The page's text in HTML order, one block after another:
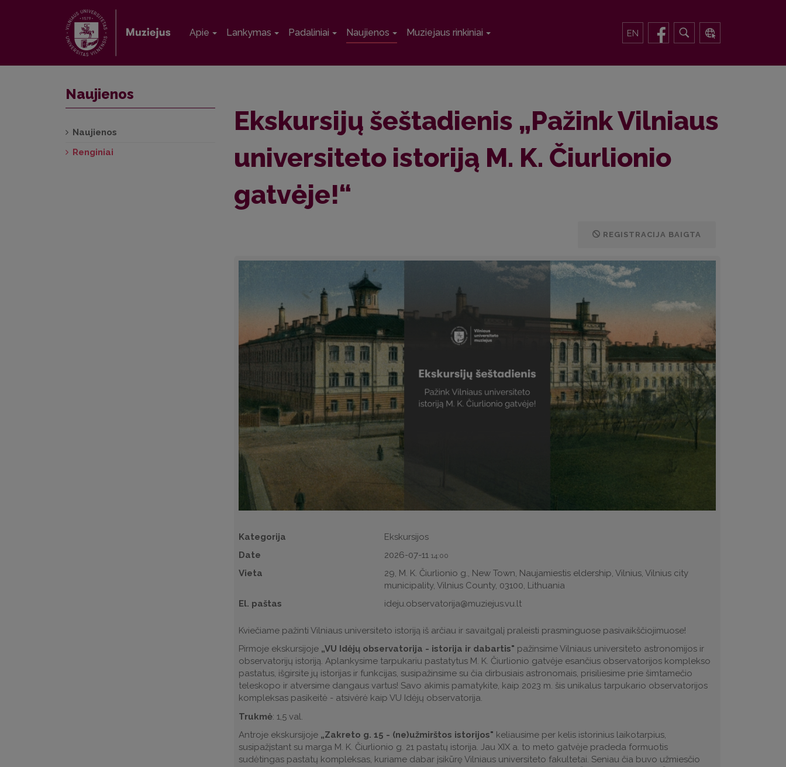
Apie Lankymas Padaliniai Naujienos Muziejaus rinkiniai EN
Ekskursijų šeštadienis „Pažink Vilniaus
universiteto istoriją M. K. Čiurlionio
gatvėje!“
REGISTRACIJA BAIGTA
Kategorija
Ekskursijos
Date
2026-07-11 14:00
Vieta
29, M. K. Čiurlionio g., New Town, Naujamiestis eldership, Vilnius, Vilnius city
municipality, Vilnius County, 03100, Lithuania
El. paštas
ideju.observatorija@muziejus.vu.lt
Kviečiame pažinti Vilniaus universiteto istoriją iš arčiau ir savaitgalį praleisti prasminguose pasivaikščiojimuose!
Pirmoje ekskursijoje „VU Idėjų observatorija - istorija ir dabartis" pažinsime Vilniaus universiteto astronomijos ir
observatorijų istoriją. Aplankysime tarpukariu pastatytus M. K. Čiurlionio gatvėje esančius observatorijos komplekso
pastatus, išgirsite jų istorijas ir funkcijas, susipažinsime su čia dirbusiais astronomais, prisiliesime prie šimtamečio
teleskopo ir atversime dangaus vartus! Savo akimis pamatykite, kaip 2023 m. šis unikalus tarpukario observatorijos
kompleksas pasikeitė - atsivėrė kaip VU Idėjų observatorija.
Trukmė: 1,5 val.
Antroje ekskursijoje „Zakreto g. 15 - (ne)užmirštos istorijos" keliausime per kelis istorinius laikotarpius,
susipažįstant su marga M. K. Čiurlionio g. 21 pastatų istorija. Jau XIX a. to meto gatvėje pradeda formuotis
sudėtingas pastatų kompleksas, kuriame dabar įsikūrę Vilniaus universiteto fakultetai. Seniau čia buvo užmiesčio
Naujienos
Naujienos
Renginiai